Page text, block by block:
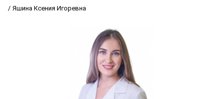
Яшина Ксения Игоревна